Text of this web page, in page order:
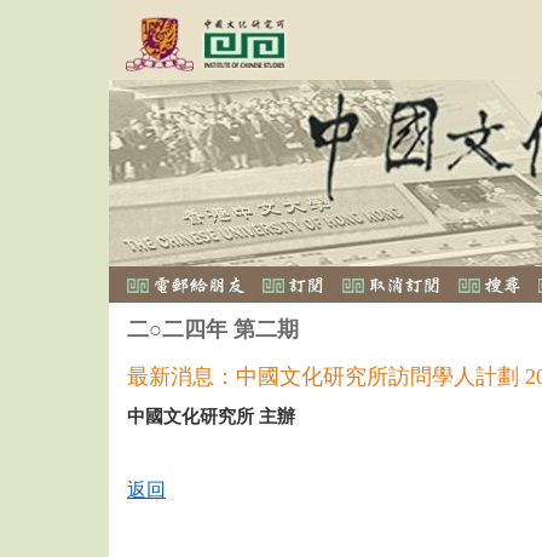
二○二四年 第二期
最新消息：中國文化研究所訪問學人計劃
中國文化研究所 主辦
返回